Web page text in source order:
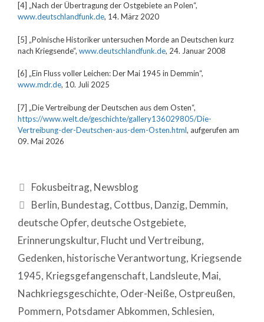
[4] „Nach der Übertragung der Ostgebiete an Polen“,
www.deutschlandfunk.de, 14. März 2020
[5] „Polnische Historiker untersuchen Morde an Deutschen kurz
nach Kriegsende“, www.deutschlandfunk.de, 24. Januar 2008
[6] „Ein Fluss voller Leichen: Der Mai 1945 in Demmin“,
www.mdr.de, 10. Juli 2025
[7] „Die Vertreibung der Deutschen aus dem Osten“,
https://www.welt.de/geschichte/gallery136029805/Die-
Vertreibung-der-Deutschen-aus-dem-Osten.html, aufgerufen am
09. Mai 2026
Fokusbeitrag, Newsblog
Berlin, Bundestag, Cottbus, Danzig, Demmin,
deutsche Opfer, deutsche Ostgebiete,
Erinnerungskultur, Flucht und Vertreibung,
Gedenken, historische Verantwortung, Kriegsende
1945, Kriegsgefangenschaft, Landsleute, Mai,
Nachkriegsgeschichte, Oder-Neiße, Ostpreußen,
Pommern, Potsdamer Abkommen,Schlesien,